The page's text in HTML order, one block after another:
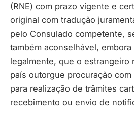
(RNE) com prazo vigente e
original com tradução
pelo Consulado competente,
também aconselhável,
legalmente, que o estrangeiro
país outorgue procuração
para realização de trâmites
recebimento ou envio de